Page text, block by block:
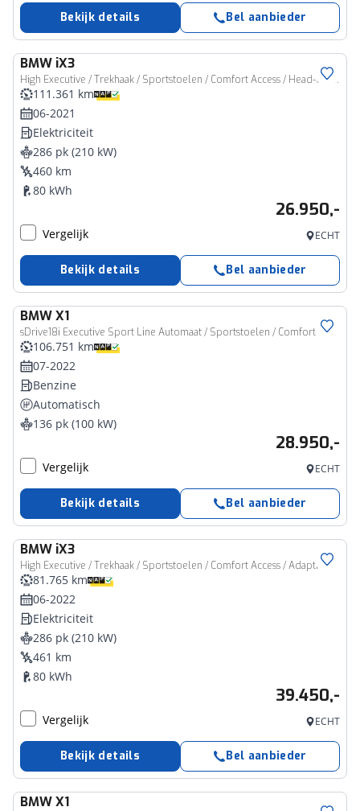
Bekijk details Bel aanbieder
BMW iX3
High Executive / Trekhaak / Sportstoelen / Comfort Access / Head-Up / Harman Kardon / Adaptieve LED / Parking Assistant Plus
111.361 km
06-2021
Elektriciteit
286 pk (210 kW)
460 km
80 kWh
26.950,-
Vergelijk ECHT
Bekijk details Bel aanbieder
BMWX1
sDrive18i Executive Sport Line Automaat / Sportstoelen / Comfort Access / Achteruitrijcamera / Adaptieve LED / Head-Up / Getint glas
106.751 km
07-2022
Benzine
Automatisch
136 pk (100 kW)
28.950,-
Vergelijk ECHT
Bekijk details Bel aanbieder
BMW iX3
High Executive / Trekhaak / Sportstoelen / Comfort Access / Adaptieve LED / Head-Up / Harman Kardon / Parking Assistant Plus
81.765 km
06-2022
Elektriciteit
286 pk (210 kW)
461 km
80 kWh
39.450,-
Vergelijk ECHT
Bekijk details Bel aanbieder
BMWX1